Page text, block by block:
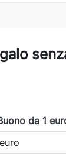
da 1